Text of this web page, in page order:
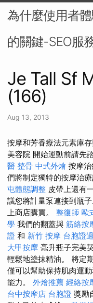
為什麼使用者
的關鍵-SEO服
Je Tall Sf
(166)
Aug 13, 2013
按摩和芳香療法元素庫
美容院 開始運動前請先
醫 整骨 中式外燴 按摩治
們將制定獨特的按摩治
屯體態調整 皮帶上還有
議您將計量泵連接到瓶
上商店購買。 整復師 歐
學 我們的翻蓋與 筋絡按
證 和 新竹 按摩 台胞證
大甲按摩 毫升瓶子完美
輕鬆地塗抹精油。 將定
僅可以幫助保持肌肉運
能力。 外燴推薦 經絡按
台中按摩店 台胞證 獎勵